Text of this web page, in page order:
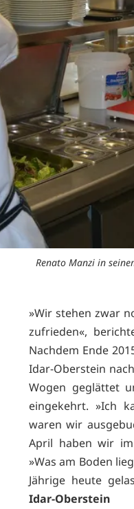
Renato Manzi in
»Wir stehen zwar
zufrieden«,
Nachdem Ende
Idar-Oberstein
Wogen geglättet
eingekehrt. »Ich
waren wir
April haben wir
»Was am Boden
Jährige heute
Idar-Oberstein